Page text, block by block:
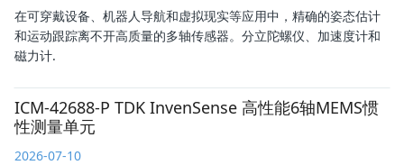
在可穿戴设备、机器人导航和虚拟现实等应用中，精确的姿态估计
和运动跟踪离不开高质量的多轴传感器。分立陀螺仪、加速度计和
磁力计.
ICM-42688-P TDK InvenSense 高性能6轴MEMS惯
性测量单元
2026-07-10